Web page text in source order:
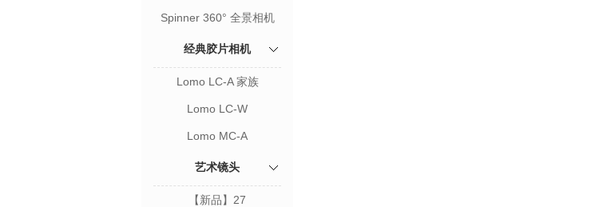
Spinner 360° 全景相机
经典胶片相机
Lomo LC-A 家族
Lomo LC-W
Lomo MC-A
艺术镜头
【新品】27